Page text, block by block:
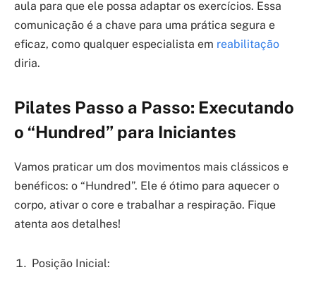
aula para que ele possa adaptar os exercícios. Essa
comunicação é a chave para uma prática segura e
eficaz, como qualquer especialista em reabilitação
diria.
Pilates Passo a Passo: Executando
o “Hundred” para Iniciantes
Vamos praticar um dos movimentos mais clássicos e
benéficos: o “Hundred”. Ele é ótimo para aquecer o
corpo, ativar o core e trabalhar a respiração. Fique
atenta aos detalhes!
Posição Inicial: